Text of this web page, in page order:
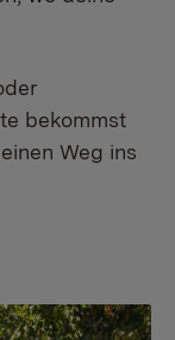
bekommst
Weg ins